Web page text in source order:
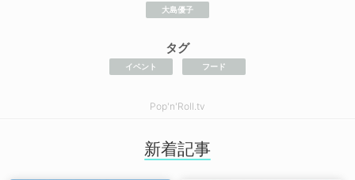
大島優子
タグ
イベント フード
Pop'n'Roll.tv
新着記事